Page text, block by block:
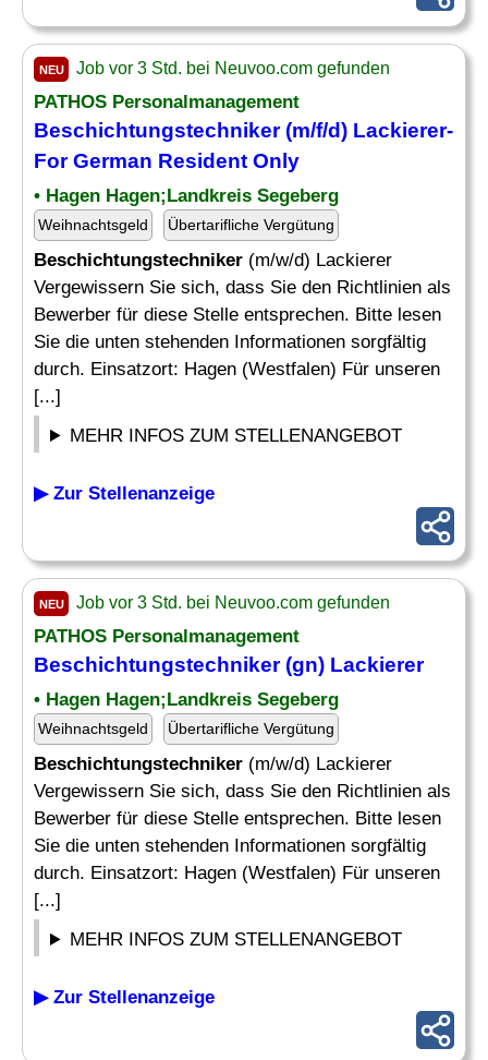
NEU Job vor 3 Std. bei Neuvoo.com gefunden
PATHOS Personalmanagement
Beschichtungstechniker(m/f/d) Lackierer-
For German Resident Only
• Hagen Hagen;Landkreis Segeberg
Weihnachtsgeld Übertarifliche Vergütung
Beschichtungstechniker (m/w/d) Lackierer
Vergewissern Sie sich, dass Sie den Richtlinien als
Bewerber für diese Stelle entsprechen. Bitte lesen
Sie die unten stehenden Informationen sorgfältig
durch. Einsatzort: Hagen (Westfalen) Für unseren
[...]
MEHR INFOS ZUM STELLENANGEBOT
▶ Zur Stellenanzeige
NEU Job vor 3 Std. bei Neuvoo.com gefunden
PATHOS Personalmanagement
Beschichtungstechniker(gn) Lackierer
• Hagen Hagen;Landkreis Segeberg
Weihnachtsgeld Übertarifliche Vergütung
Beschichtungstechniker (m/w/d) Lackierer
Vergewissern Sie sich, dass Sie den Richtlinien als
Bewerber für diese Stelle entsprechen. Bitte lesen
Sie die unten stehenden Informationen sorgfältig
durch. Einsatzort: Hagen (Westfalen) Für unseren
[...]
MEHR INFOS ZUM STELLENANGEBOT
▶ Zur Stellenanzeige